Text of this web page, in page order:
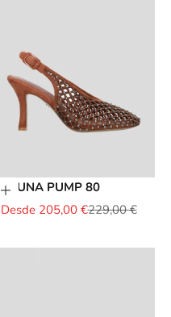
Elige opciones
BRUNA PUMP 80
Precio de oferta
Desde 205,00 €Precio normal
229,00 €